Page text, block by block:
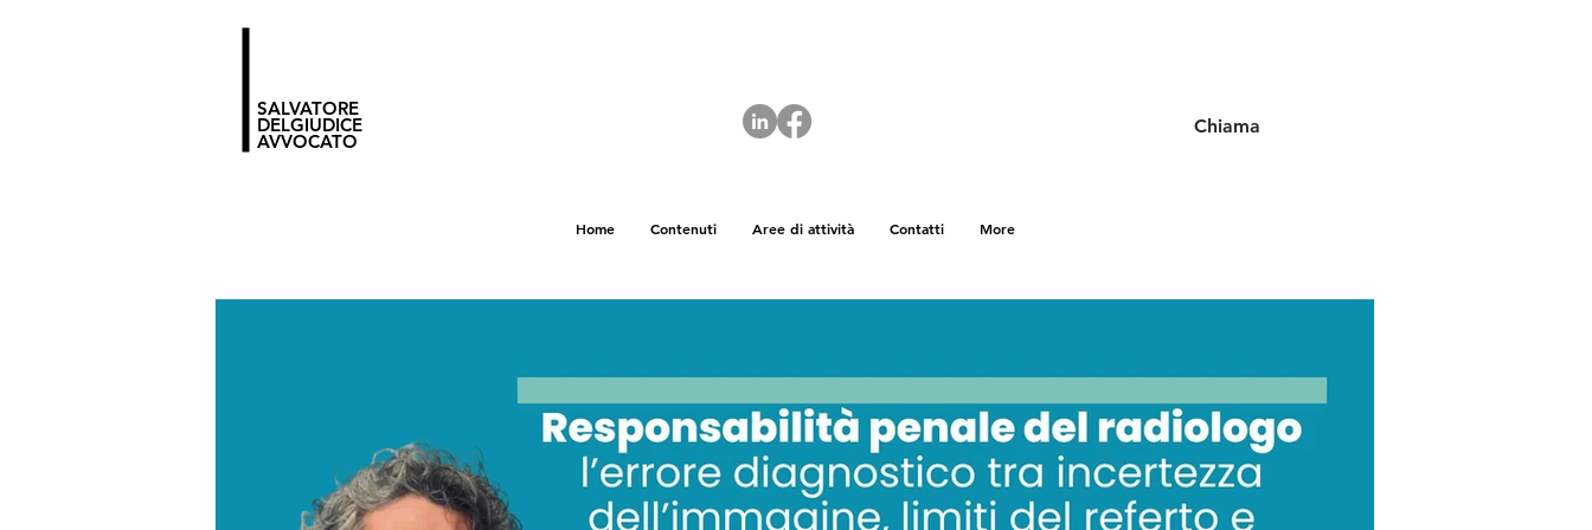
SALVATORE
DELGIUDICE
AVVOCATO
Chiama
Home Contenuti Aree di attività Contatti More